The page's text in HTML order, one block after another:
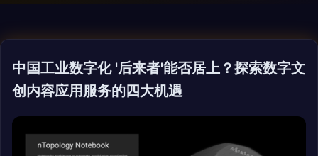
中国工业数字化 '后来者'能否居上？探索数字文
创内容应用服务的四大机遇